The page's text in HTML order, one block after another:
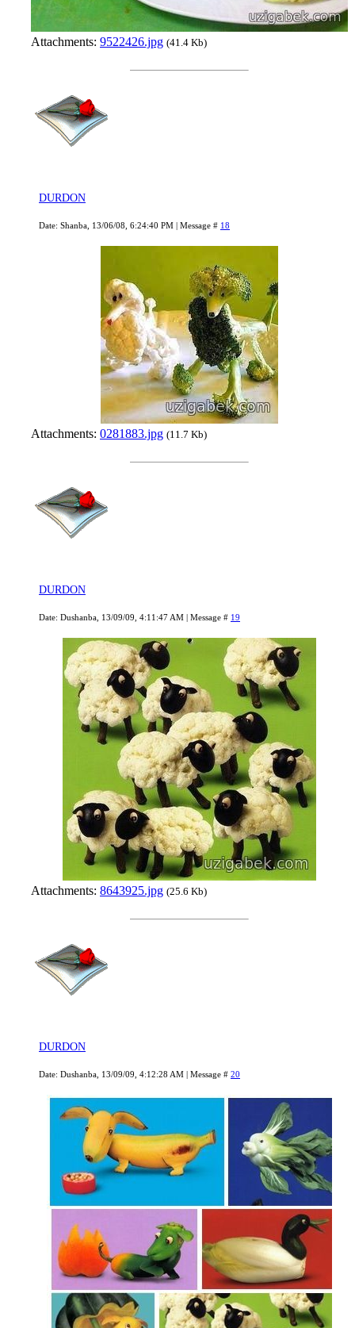
Attachments: 9522426.jpg (41.4 Kb)
DURDON
Date: Shanba, 13/06/08, 6:24:40 PM | Message # 18
Attachments: 0281883.jpg (11.7 Kb)
DURDON
Date: Dushanba, 13/09/09, 4:11:47 AM | Message # 19
Attachments: 8643925.jpg (25.6 Kb)
DURDON
Date: Dushanba, 13/09/09, 4:12:28 AM | Message # 20